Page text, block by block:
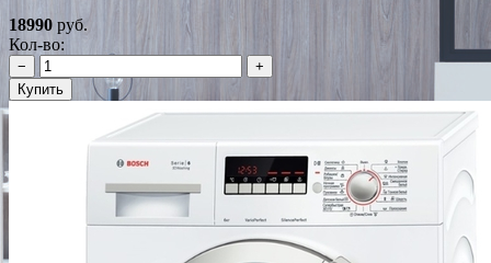
18990 руб.
Кол-во:
−
+
Купить